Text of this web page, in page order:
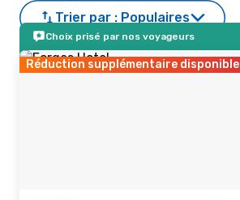
Trier par : Populaires
Choix prisé par nos voyageurs
Réduction supplémentaire disponible